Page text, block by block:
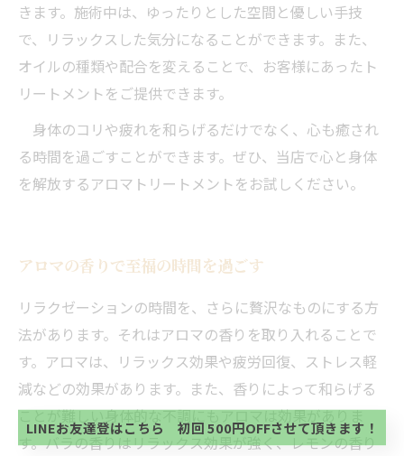
きます。施術中は、ゆったりとした空間と優しい手技
で、リラックスした気分になることができます。また、
オイルの種類や配合を変えることで、お客様にあったト
リートメントをご提供できます。
身体のコリや疲れを和らげるだけでなく、心も癒され
る時間を過ごすことができます。ぜひ、当店で心と身体
を解放するアロマトリートメントをお試しください。
アロマの香りで至福の時間を過ごす
リラクゼーションの時間を、さらに贅沢なものにする方
法があります。それはアロマの香りを取り入れることで
す。アロマは、リラックス効果や疲労回復、ストレス軽
減などの効果があります。また、香りによって和らげる
ことが難しい身体的な不調にもアロマは効果がありま
す。バラの香りはリラックス効果が強く、レモンの香り
当サロンの公式LINE@にお友達登録頂いたお客様は
方、不必要な方 お手数ですが、✖印でお閉じ下さ
い。
当サロンの公式LINE@にお友達登録頂いたお客様は
初回 500円OFFさせて頂きます。 既に 追加済の
い。
LINEお友達登はこちら 初回 500円OFFさせて頂きます！